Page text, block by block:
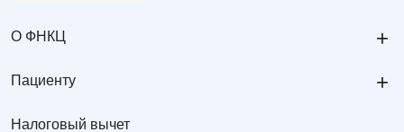
О ФНКЦ +
Пациенту +
Налоговый вычет